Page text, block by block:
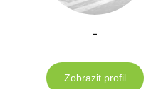
-
Zobrazit profil